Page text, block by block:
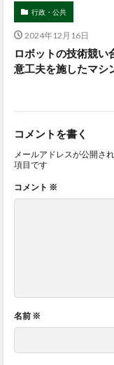
行政・公共
2024年12月16日
ロボットの技術競
意工夫を施したマシ
コメントを書く
メールアドレスが公開さ
項目です
コメント ※
名前 ※